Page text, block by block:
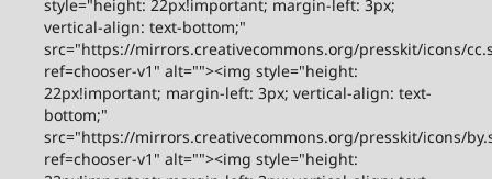
style="height: 22px!important; margin-left: 3px;
vertical-align: text-bottom;"
src="https://mirrors.creativecommons.org/presskit/icons/
ref=chooser-v1" alt=""><img style="height:
22px!important; margin-left: 3px; vertical-align: text-
bottom;"
src="https://mirrors.creativecommons.org/presskit/icons/
ref=chooser-v1" alt=""><img style="height: